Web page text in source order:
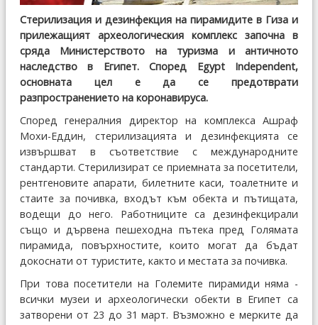
Стерилизация и дезинфекция на пирамидите в Гиза и
прилежащият археологическия комплекс започна в
сряда Министерството на туризма и античното
наследство в Египет. Според Egypt Independent,
основната цел е да се предотврати
разпространението на коронавируса.
Според генералния директор на комплекса Ашраф
Мохи-Еддин, стерилизацията и дезинфекцията се
извършват в съответствие с международните
стандарти. Стерилизират се приемната за посетители,
рентгеновите апарати, билетните каси, тоалетните и
стаите за почивка, входът към обекта и пътищата,
водещи до него. Работниците са дезинфекцирали
също и дървена пешеходна пътека пред Голямата
пирамида, повърхностите, които могат да бъдат
докоснати от туристите, както и местата за почивка.
При това посетители на Големите пирамиди няма -
всички музеи и археологически обекти в Египет са
затворени от 23 до 31 март. Възможно е мерките да